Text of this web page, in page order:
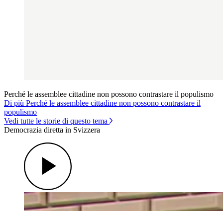
Perché le assemblee cittadine non possono contrastare il populismo
Di più Perché le assemblee cittadine non possono contrastare il
populismo
Vedi tutte le storie di questo tema
Democrazia diretta in Svizzera